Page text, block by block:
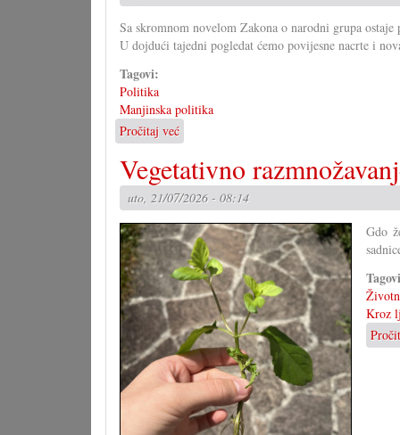
mladih?
Sa skromnom novelom Zakona o narodni grupa
U dojdući tajedni pogledat ćemo povijesne nacrte i
Tagovi:
Politika
Manjinska politika
Pročitaj već
Kako
bi
morao
izgledati
Zakon
o
narodni
grupa?
(I)
Vegetativno
uto, 21/07/2026 - 08:14
Gdo
Kroz